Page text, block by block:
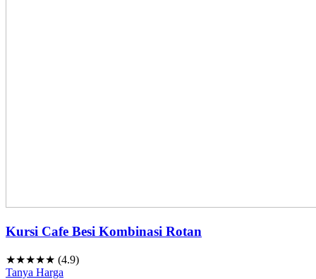
Kursi Cafe Besi Kombinasi Rotan
★★★★★ (4.9)
Tanya Harga